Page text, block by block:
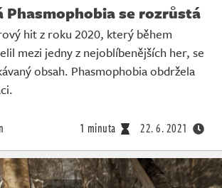
Phasmophobia se rozrůstá
hit z roku 2020, který během
mezi jedny z nejoblíbenějších her, se
obsah. Phasmophobia obdržela
1 minuta 22. 6. 2021